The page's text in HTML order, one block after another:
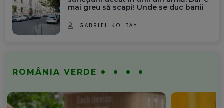
mai greu să scapi! Unde se duc banii
GABRIEL KOLBAY
ROMÂNIA VERDE